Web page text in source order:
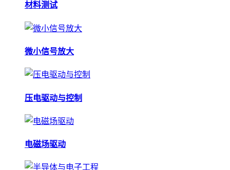
材料测试
微小信号放大
压电驱动与控制
电磁场驱动